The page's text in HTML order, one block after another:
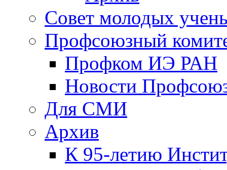
Совет молодых
Профсоюзный
Профком ИЭ РАН
Новости
Для СМИ
Архив
К 95-летию